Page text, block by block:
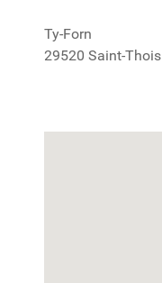
Ty-Forn
29520 Saint-Thois